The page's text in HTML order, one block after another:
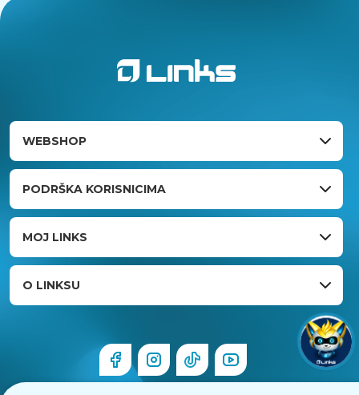
WEBSHOP
PODRŠKA KORISNICIMA
MOJ LINKS
O LINKSU